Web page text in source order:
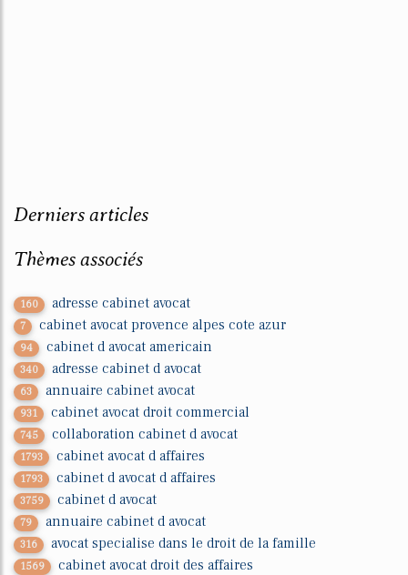
Derniers articles
Thèmes associés
160 adresse cabinet avocat
7 cabinet avocat provence alpes cote azur
94 cabinet d avocat americain
340 adresse cabinet d avocat
63 annuaire cabinet avocat
931 cabinet avocat droit commercial
745 collaboration cabinet d avocat
1793 cabinet avocat d affaires
1793 cabinet d avocat d affaires
3759 cabinet d avocat
79 annuaire cabinet d avocat
316 avocat specialise dans le droit de la famille
1569 cabinet avocat droit des affaires